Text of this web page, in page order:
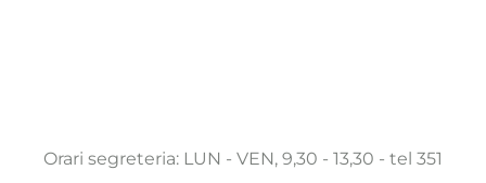
Orari segreteria: LUN - VEN, 9,30 - 13,30 - tel 351